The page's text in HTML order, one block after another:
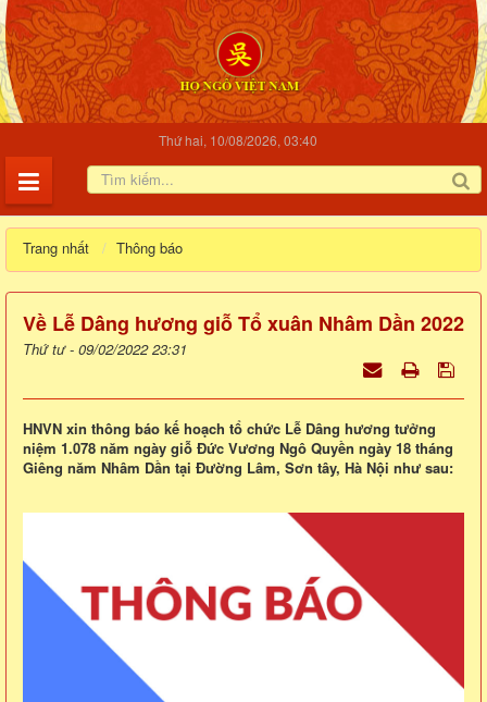
Thứ hai, 10/08/2026, 03:40
Trang nhất Thông báo
Về Lễ Dâng hương giỗ Tổ xuân Nhâm Dần 2022
Thứ tư - 09/02/2022 23:31
HNVN xin thông báo kế hoạch tổ chức Lễ Dâng hương tưởng
niệm 1.078 năm ngày giỗ Đức Vương Ngô Quyền ngày 18 tháng
Giêng năm Nhâm Dần tại Đường Lâm, Sơn tây, Hà Nội như sau: